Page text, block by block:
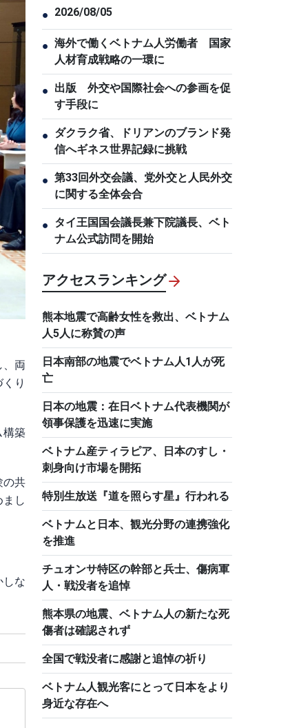
、両
り
構築
の共
し
な
● 2026/08/05
● 海外で働くベトナム人労働者 国家
人材育成戦略の一環に
● 出版 外交や国際社会への参画を促
す手段に
● ダクラク省、ドリアンのブランド発
信へギネス世界記録に挑戦
● 第33回外交会議、党外交と人民外交
に関する全体会合
● タイ王国国会議長兼下院議長、ベト
ナム公式訪問を開始
アクセスランキング
熊本地震で高齢女性を救出、ベトナム
人5人に称賛の声
日本南部の地震でベトナム人1人が死
亡
日本の地震：在日ベトナム代表機関が
領事保護を迅速に実施
ベトナム産ティラピア、日本のすし・
刺身向け市場を開拓
特別生放送『道を照らす星』行われる
ベトナムと日本、観光分野の連携強化
を推進
チュオンサ特区の幹部と兵士、傷病軍
人・戦没者を追悼
熊本県の地震、ベトナム人の新たな死
傷者は確認されず
全国で戦没者に感謝と追悼の祈り
ベトナム人観光客にとって日本をより
身近な存在へ